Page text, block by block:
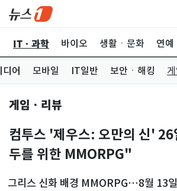
ITㆍ과학 바이오 생활ㆍ문화 연예
어 모바일 IT일반 보안ㆍ해킹
게임ㆍ리뷰
컴투스 '제우스: 오만의 신'
두를 위한 MMORPG"
그리스 신화 배경 MMORPG…8월 13